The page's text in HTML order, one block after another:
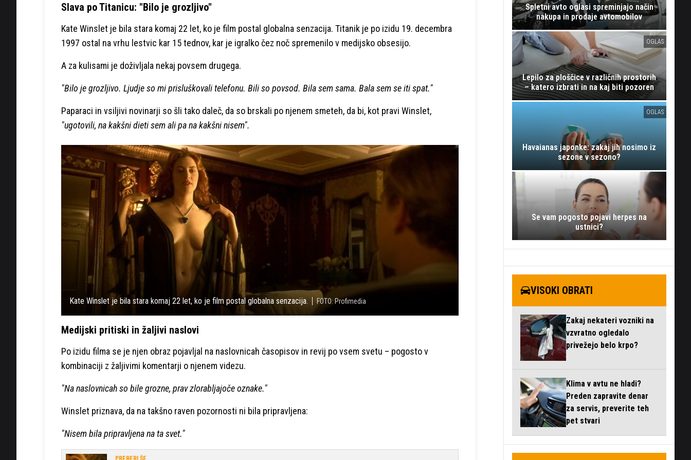
Slava po Titanicu: "Bilo je grozljivo"
Kate Winslet je bila stara komaj 22 let, ko je film postal globalna senzacija. Titanik je po izidu 19. decembra
1997 ostal na vrhu lestvic kar 15 tednov, kar je igralko čez noč spremenilo v medijsko obsesijo.
A za kulisami je doživljala nekaj povsem drugega.
"Bilo je grozljivo. Ljudje so mi prisluškovali telefonu. Bili so povsod. Bila sem sama. Bala sem se iti spat."
Paparaci in vsiljivi novinarji so šli tako daleč, da so brskali po njenem smeteh, da bi, kot pravi Winslet,
"ugotovili, na kakšni dieti sem ali pa na kakšni nisem".
Kate Winslet je bila stara komaj 22 let, ko je film postal globalna senzacija. FOTO: Profimedia
Medijski pritiski in žaljivi naslovi
Po izidu filma se je njen obraz pojavljal na naslovnicah časopisov in revij po vsem svetu – pogosto v
kombinaciji z žaljivimi komentarji o njenem videzu.
"Na naslovnicah so bile grozne, prav zlorabljajoče oznake."
Winslet priznava, da na takšno raven pozornosti ni bila pripravljena:
"Nisem bila pripravljena na ta svet."
PREBERI ŠE
Spletni avto oglasi spreminjajo način
nakupa in prodaje avtomobilov
OGLAS
Lepilo za ploščice v različnih prostorih
– katero izbrati in na kaj biti pozoren
OGLAS
Havaianas japonke: zakaj jih nosimo iz
sezone v sezono?
Se vam pogosto pojavi herpes na
ustnici?
VISOKI OBRATI
Zakaj nekateri vozniki na
vzvratno ogledalo
privežejo belo krpo?
Klima v avtu ne hladi?
Preden zapravite denar
za servis, preverite teh
pet stvari